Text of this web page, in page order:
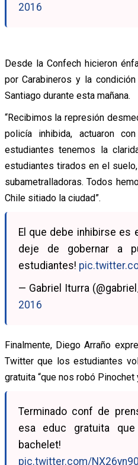
2016
Desde la Confech hicieron
por Carabineros y la
Santiago durante esta mañana.
“Recibimos la represión
policía inhibida, actuaron
estudiantes tenemos la
estudiantes tirados en el
subametralladoras. Todos
Chile sitiado la ciudad”.
El que debe inhibirse es
deje de gobernar a
estudiantes!
— Gabriel Iturra
2016
Finalmente, Diego Arraño
Twitter que los estudiantes
gratuita “que nos robó Pinochet
Terminado conf de
esa educ gratuita
pic.twitter.com/